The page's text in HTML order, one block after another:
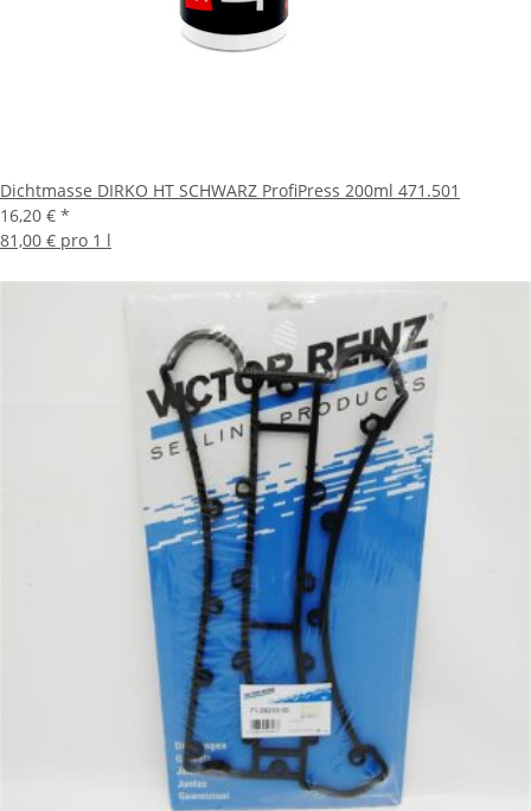
Dichtmasse DIRKO HT SCHWARZ ProfiPress 200ml 471.501
16,20 € *
81,00 € pro 1 l